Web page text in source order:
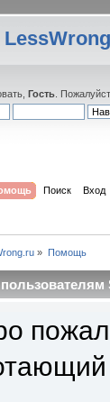
Гость .
Поиск Вход
» Помощь